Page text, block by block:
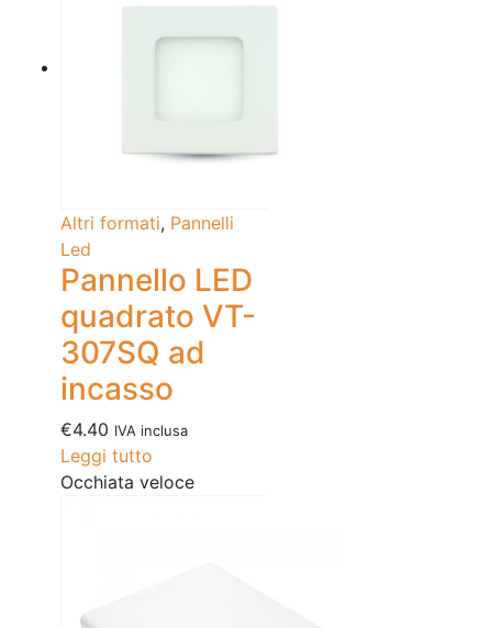
Altri formati, Pannelli
Led
Pannello LED
quadrato VT-
307SQ ad
incasso
€4.40 IVA inclusa
Leggi tutto
Occhiata veloce